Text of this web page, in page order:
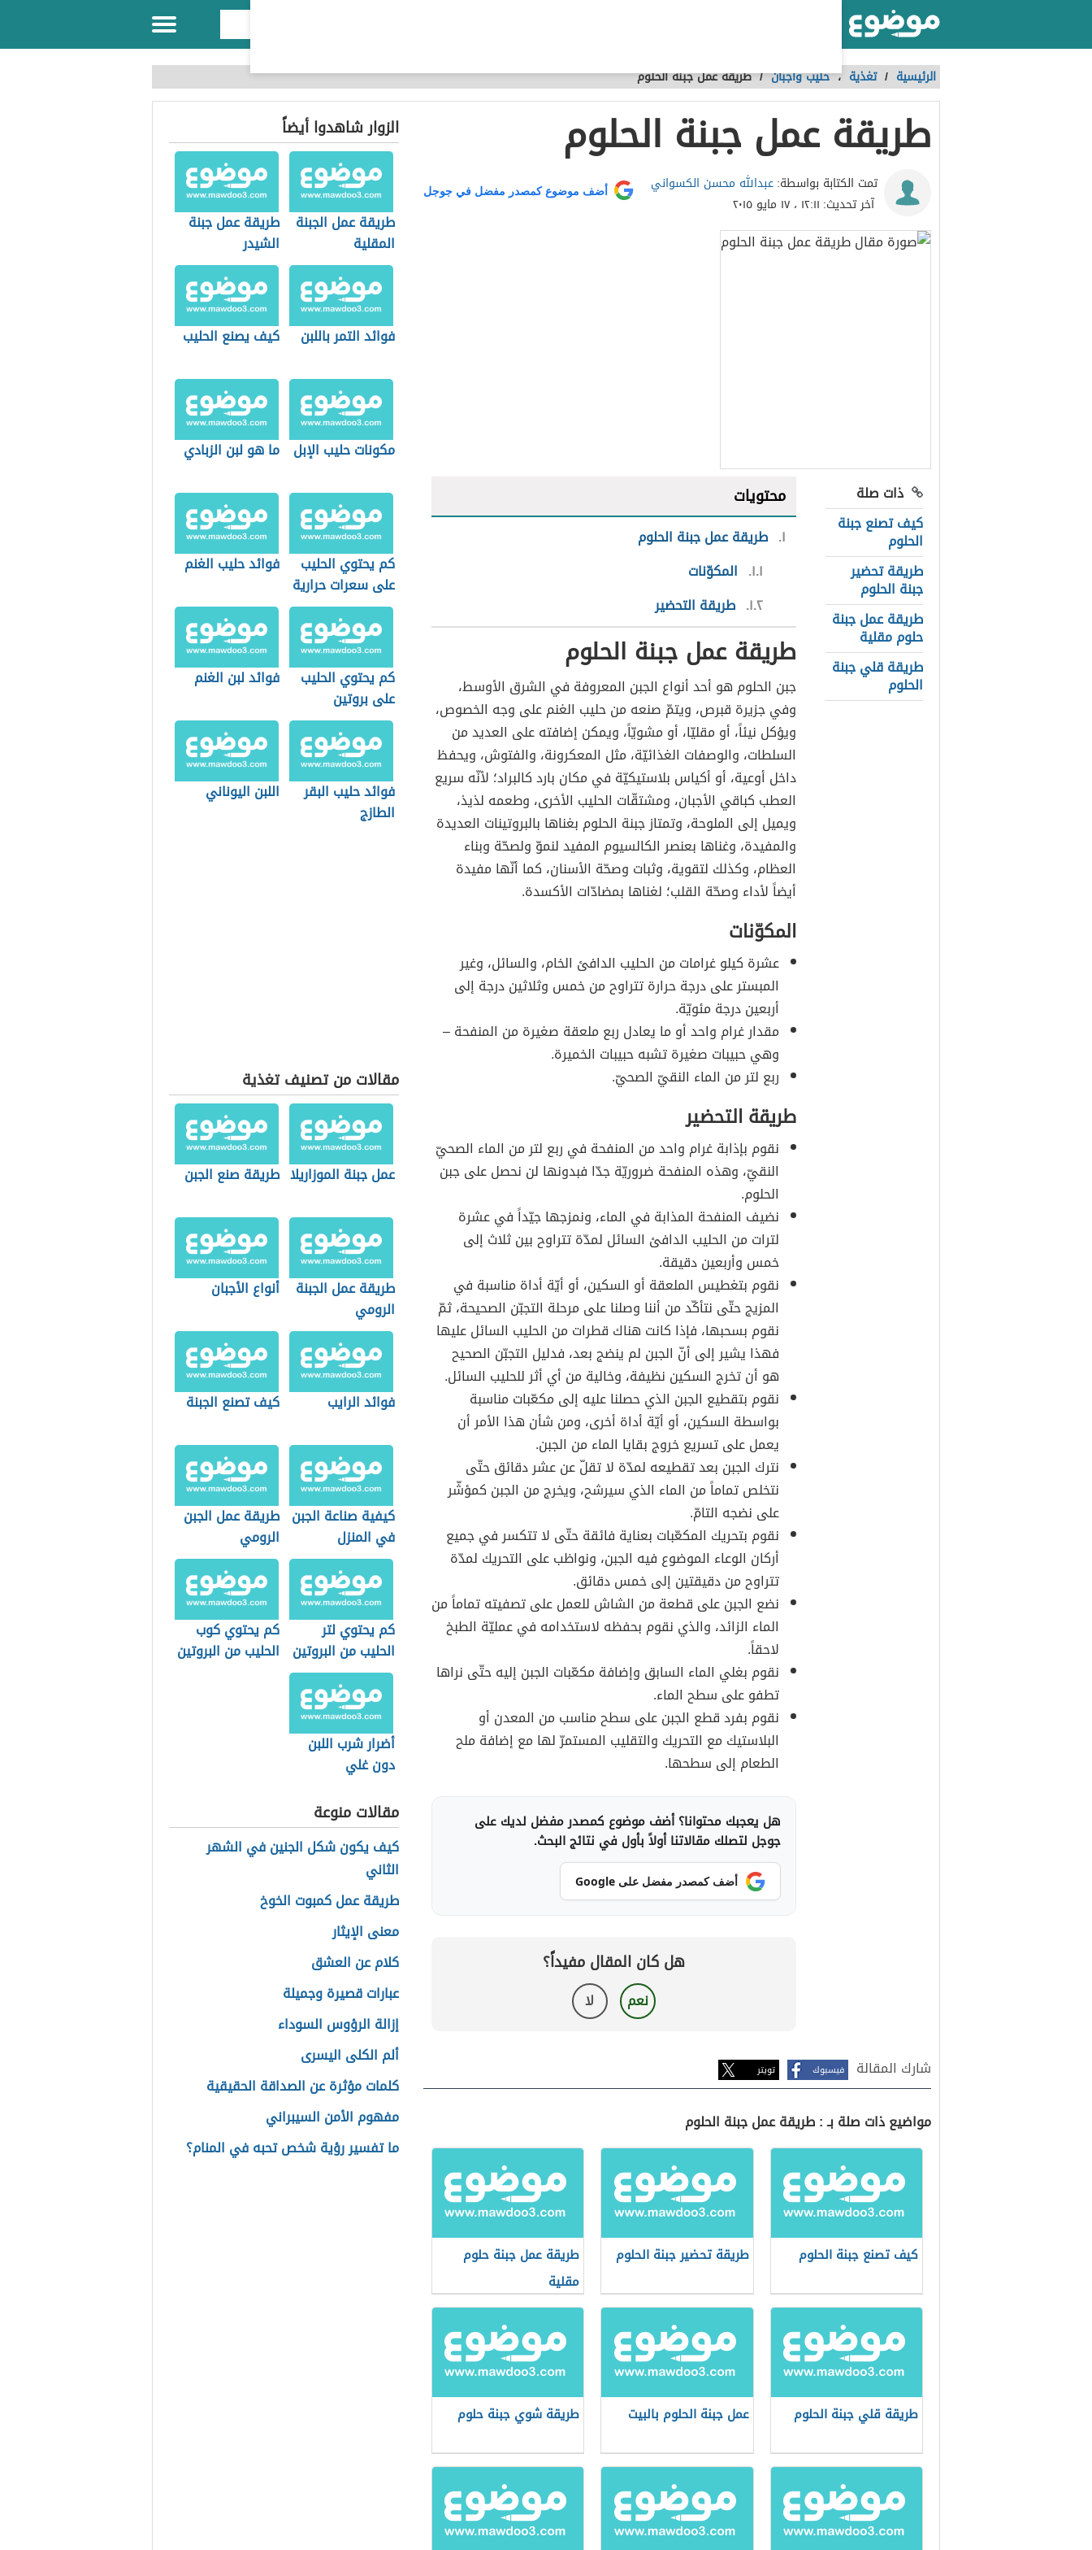
الرئيسية / تغذية ،حليب وأجبان /طريقة عمل جبنة الحلوم
طريقة عمل جبنة الحلوم
تمت الكتابة بواسطة:عبدالله محسن الكسواني
آخر تحديث: ١٢:١١ ، ١٧ مايو ٢٠١٥
أضف موضوع كمصدر مفضل في جوجل
ذات صلة
كيف تصنع جبنة
الحلوم
طريقة تحضير
جبنة الحلوم
طريقة عمل جبنة
حلوم مقلية
طريقة قلي جبنة
الحلوم
محتويات
١ طريقة عمل جبنة الحلوم
١.١ المكوّنات
١.٢ طريقة التحضير
طريقة عمل جبنة الحلوم
جبن الحلوم هو أحد أنواع الجبن المعروفة في الشرق الأوسط،
وفي جزيرة قبرص، ويتمّ صنعه من حليب الغنم على وجه الخصوص،
ويؤكل نيئاً، أو مقليّا، أو مشويّاً، ويمكن إضافته على العديد من
السلطات، والوصفات الغذائيّة، مثل المعكرونة، والفتوش، ويحفظ
داخل أوعية، أو أكياس بلاستيكيّة في مكان بارد كالبراد؛ لأنّه سريع
العطب كباقي الأجبان، ومشتقّات الحليب الأخرى، وطعمه لذيذ،
ويميل إلى الملوحة، وتمتاز جبنة الحلوم بغناها بالبروتينات العديدة
والمفيدة، وغناها بعنصر الكالسيوم المفيد لنموّ ولصحّة وبناء
العظام، وكذلك لتقوية، وثبات وصحّة الأسنان، كما أنّها مفيدة
أيضاً لأداء وصحّة القلب؛ لغناها بمضادّات الأكسدة.
المكوّنات
عشرة كيلو غرامات من الحليب الدافئ الخام، والسائل، وغير
المبستر على درجة حرارة تتراوح من خمس وثلاثين درجة إلى
أربعين درجة مئويّة.
مقدار غرام واحد أو ما يعادل ربع ملعقة صغيرة من المنفحة –
وهي حبيبات صغيرة تشبه حبيبات الخميرة.
ربع لتر من الماء النقيّ الصحيّ.
طريقة التحضير
نقوم بإذابة غرام واحد من المنفحة في ربع لتر من الماء الصحيّ
النقيّ، وهذه المنفحة ضروريّة جدّا فبدونها لن نحصل على جبن
الحلوم.
نضيف المنفحة المذابة في الماء، ونمزجها جيّداً في عشرة
لترات من الحليب الدافئ السائل لمدّة تتراوح بين ثلاث إلى
خمس وأربعين دقيقة.
نقوم بتغطيس الملعقة أو السكين، أو أيّة أداة مناسبة في
المزيج حتّى نتأكّد من أننا وصلنا على مرحلة التجبّن الصحيحة، ثمّ
نقوم بسحبها، فإذا كانت هناك قطرات من الحليب السائل عليها
فهذا يشير إلى أنّ الجبن لم ينضج بعد، فدليل التجبّن الصحيح
هو أن تخرج السكين نظيفة، وخالية من أي أثر للحليب السائل.
نقوم بتقطيع الجبن الذي حصلنا عليه إلى مكعّبات مناسبة
بواسطة السكين، أو أيّة أداة أخرى، ومن شأن هذا الأمر أن
يعمل على تسريع خروج بقايا الماء من الجبن.
نترك الجبن بعد تقطيعه لمدّة لا تقلّ عن عشر دقائق حتّى
نتخلص تماماً من الماء الذي سيرشح، ويخرج من الجبن كمؤشّر
على نضجه التامّ.
نقوم بتحريك المكعّبات بعناية فائقة حتّى لا تتكسر في جميع
أركان الوعاء الموضوع فيه الجبن، ونواظب على التحريك لمدّة
تتراوح من دقيقتين إلى خمس دقائق.
نضع الجبن على قطعة من الشاش للعمل على تصفيته تماماً من
الماء الزائد، والذي نقوم بحفظه لاستخدامه في عمليّة الطبخ
لاحقاً.
نقوم بغلي الماء السابق وإضافة مكعّبات الجبن إليه حتّى نراها
تطفو على سطح الماء.
نقوم بفرد قطع الجبن على سطح مناسب من المعدن أو
البلاستيك مع التحريك والتقليب المستمرّ لها مع إضافة ملح
الطعام إلى سطحها.
هل يعجبك محتوانا؟ أضف موضوع كمصدر مفضل لديك على
جوجل لتصلك مقالاتنا أولاً بأول في نتائج البحث.
أضف كمصدر مفضل على Google
هل كان المقال مفيداً؟
نعم لا
شارك المقالة فيسبوك تويتر
مواضيع ذات صلة بـ : طريقة عمل جبنة الحلوم
كيف تصنع جبنة الحلوم طريقة تحضير جبنة الحلوم
طريقة عمل جبنة حلوم
مقلية
طريقة قلي جبنة الحلوم عمل جبنة الحلوم بالبيت طريقة شوي جبنة حلوم
الزوار شاهدوا أيضاً
طريقة عمل الجبنة
المقلية
طريقة عمل جبنة
الشيدر
فوائد التمر باللبن كيف يصنع الحليب
مكونات حليب الإبل ما هو لبن الزبادي
كم يحتوي الحليب
على سعرات حرارية
فوائد حليب الغنم
كم يحتوي الحليب
على بروتين
فوائد لبن الغنم
فوائد حليب البقر
الطازج
اللبن اليوناني
مقالات من تصنيف تغذية
عمل جبنة الموزاريلا طريقة صنع الجبن
طريقة عمل الجبنة
الرومي
أنواع الأجبان
فوائد الرايب كيف تصنع الجبنة
كيفية صناعة الجبن
في المنزل
طريقة عمل الجبن
الرومي
كم يحتوي لتر
الحليب من البروتين
كم يحتوي كوب
الحليب من البروتين
أضرار شرب اللبن
دون غلي
مقالات منوعة
كيف يكون شكل الجنين في الشهر
الثاني
طريقة عمل كمبوت الخوخ
معنى الإيثار
كلام عن العشق
عبارات قصيرة وجميلة
إزالة الرؤوس السوداء
ألم الكلى اليسرى
كلمات مؤثرة عن الصداقة الحقيقية
مفهوم الأمن السيبراني
ما تفسير رؤية شخص تحبه في المنام؟